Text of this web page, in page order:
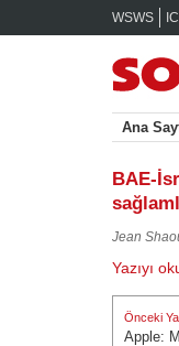
WSWS
Ana
BAE-
Jean
Yazıyı
Yazı
Önceki
Önceki
Apple: